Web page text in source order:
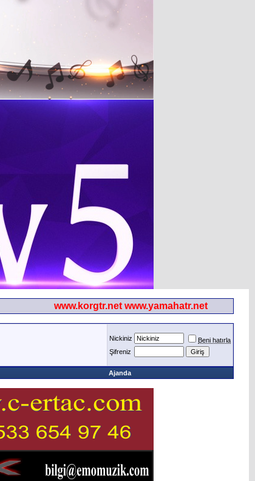
www.korgtr.net www.yamahatr.net
Nickiniz
Beni hatırla
Şifreniz
Ajanda